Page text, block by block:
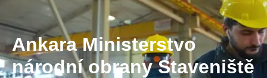
Ankara Ministerstvo
národní obrany Staveniště